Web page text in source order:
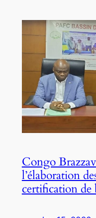
Congo
l’élaboration
certification de